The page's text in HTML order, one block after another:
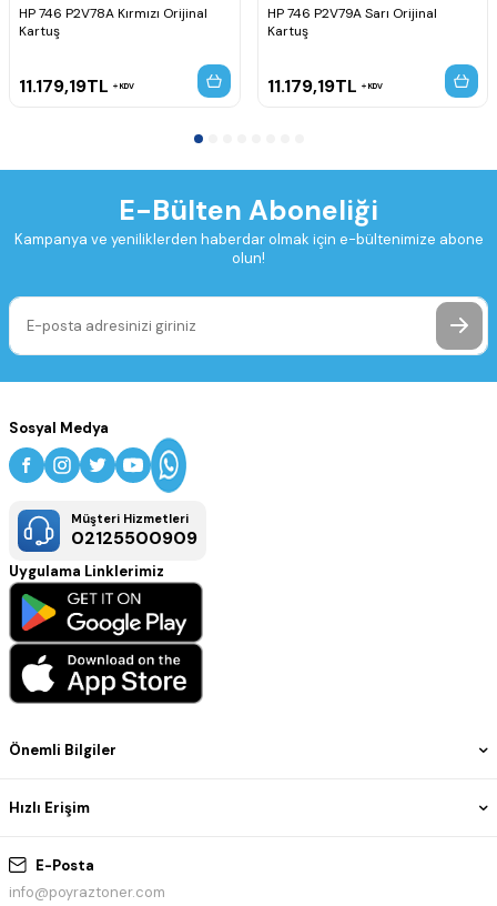
HP 746 P2V78A Kırmızı Orijinal
Kartuş
11.179,19TL KDV
HP 746 P2V79A Sarı Orijinal
Kartuş
11.179,19TL KDV
E-Bülten Aboneliği
Kampanya ve yeniliklerden haberdar olmak için e-bültenimize abone
olun!
E-Posta
info@poyraztoner.com
Önemli Bilgiler
Hızlı Erişim
Sosyal Medya
Müşteri Hizmetleri
02125500909
Uygulama Linklerimiz